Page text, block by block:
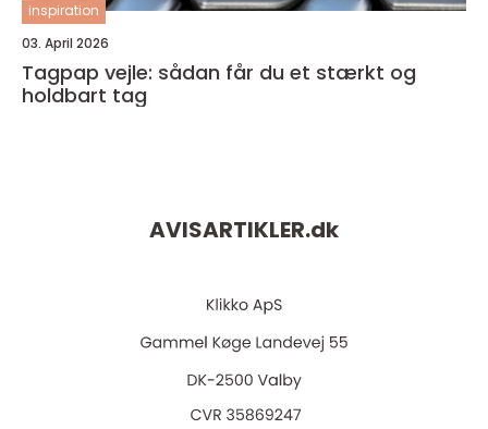
inspiration
03. April 2026
Tagpap vejle: sådan får du et stærkt og
holdbart tag
AVISARTIKLER.dk